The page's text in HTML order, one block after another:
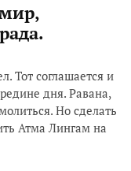
Тот соглашается и
дня. Равана,
Но сделать
Атма Лингам на